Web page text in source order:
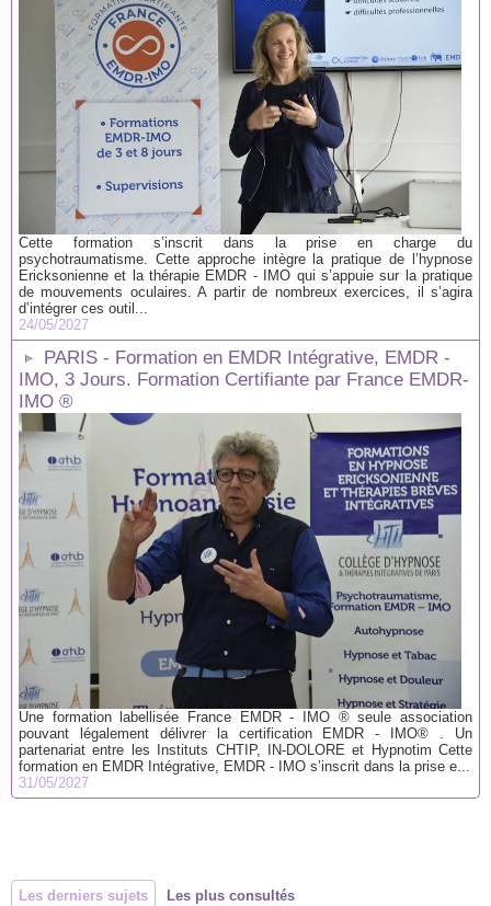
Cette formation s’inscrit dans la prise en charge du
psychotraumatisme. Cette approche intègre la pratique de l’hypnose
Ericksonienne et la thérapie EMDR - IMO qui s’appuie sur la pratique
de mouvements oculaires. A partir de nombreux exercices, il s’agira
d’intégrer ces outil...
24/05/2027
PARIS - Formation en EMDR Intégrative, EMDR -
IMO, 3 Jours. Formation Certifiante par France EMDR-
IMO ®
Une formation labellisée France EMDR - IMO ® seule association
pouvant légalement délivrer la certification EMDR - IMO® . Un
partenariat entre les Instituts CHTIP, IN-DOLORE et Hypnotim Cette
formation en EMDR Intégrative, EMDR - IMO s’inscrit dans la prise e...
31/05/2027
Les derniers sujets Les plus consultés